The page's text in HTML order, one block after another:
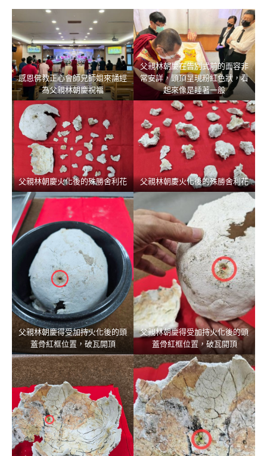
感恩佛教正心會師兄師姐來誦經
為父親林朝慶祝福
父親林朝慶在告別式前的面容非
常安詳，頭頂呈現粉紅色狀，看
起來像是睡著一般
父親林朝慶火化後的殊勝舍利花 父親林朝慶火化後的殊勝舍利花
父親林朝慶得受加持火化後的頭
蓋骨紅框位置，破瓦開頂
父親林朝慶得受加持火化後的頭
蓋骨紅框位置，破瓦開頂